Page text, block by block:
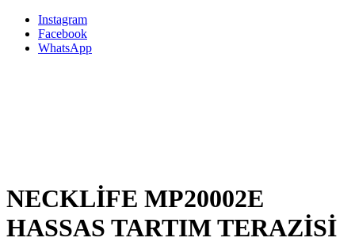
Instagram
Facebook
WhatsApp
NECKLİFE MP20002E
HASSAS TARTIM TERAZİSİ